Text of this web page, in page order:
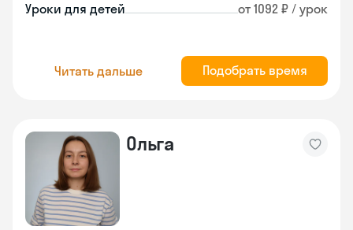
Уроки для детей от 1092 ₽ / урок
Читать дальше Подобрать время
Ольга